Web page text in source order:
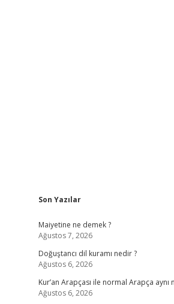
Sidebar
Son Yazılar
Maiyetine ne demek ?
Ağustos 7, 2026
Doğuştancı dil kuramı nedir ?
Ağustos 6, 2026
Kur’an Arapçası ile normal Arapça aynı
Ağustos 6, 2026